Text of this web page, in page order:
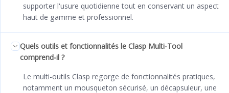
supporter l'usure quotidienne tout en conservant un aspect
haut de gamme et professionnel.
Quels outils et fonctionnalités le Clasp Multi-Tool
comprend-il ?
Le multi-outils Clasp regorge de fonctionnalités pratiques,
notamment un mousqueton sécurisé, un décapsuleur, une